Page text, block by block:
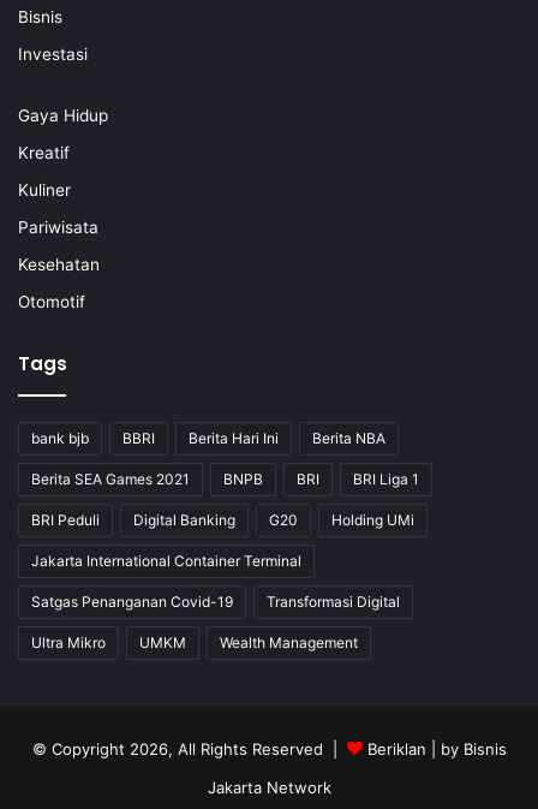
Bisnis
Investasi
Gaya Hidup
Kreatif
Kuliner
Pariwisata
Kesehatan
Otomotif
Tags
bank bjb BBRI Berita Hari Ini Berita NBA
Berita SEA Games 2021 BNPB BRI BRI Liga 1
BRI Peduli Digital Banking G20 Holding UMi
Jakarta International Container Terminal
Satgas Penanganan Covid-19 Transformasi Digital
Ultra Mikro UMKM Wealth Management
© Copyright 2026, All Rights Reserved | Beriklan | by Bisnis
Jakarta Network